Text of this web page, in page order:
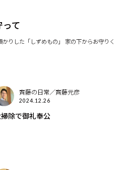
て
りした「しずめもの」 家の下からお守りく
齊藤の日常／齊藤元彦
2024.12.26
除で御礼奉公